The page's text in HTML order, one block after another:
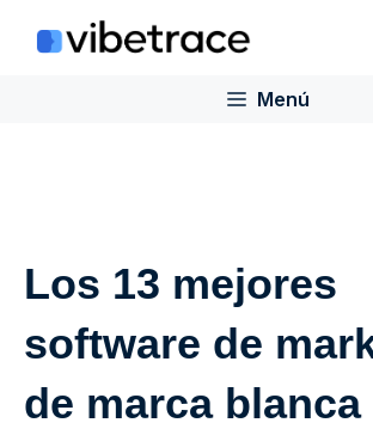
Menú
Los 13 mejores
software de
de marca blanca